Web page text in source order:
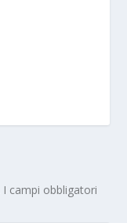
I campi obbligatori